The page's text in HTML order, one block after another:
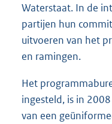
Waterstaat. In de
partijen hun
uitvoeren van het
en ramingen.
Het
ingesteld, is in
van een